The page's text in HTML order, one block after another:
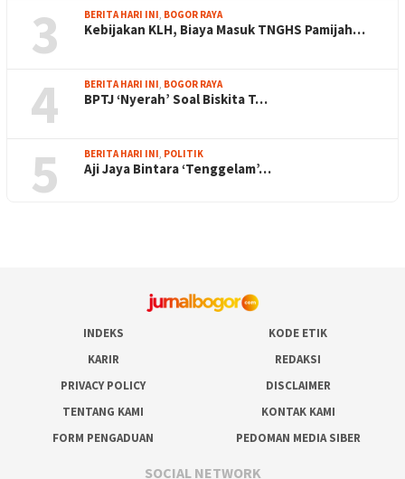
3 BERITA HARI INI BOGOR RAYA
Kebijakan KLH, Biaya Masuk TNGHS Pamijah…
4 BERITA HARI INI BOGOR RAYA
BPTJ ‘Nyerah’ Soal Biskita T…
5 BERITA HARI INI POLITIK
Aji Jaya Bintara ‘Tenggelam’…
INDEKS
KODE ETIK
KARIR
REDAKSI
PRIVACY POLICY
DISCLAIMER
TENTANG KAMI
KONTAK KAMI
FORM PENGADUAN
PEDOMAN MEDIA SIBER
SOCIAL NETWORK